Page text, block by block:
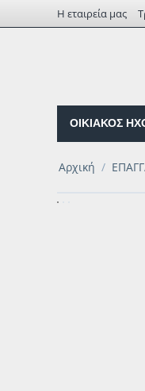
Η εταιρεία μας
ΟΙΚΙΑΚΟΣ
Αρχική /